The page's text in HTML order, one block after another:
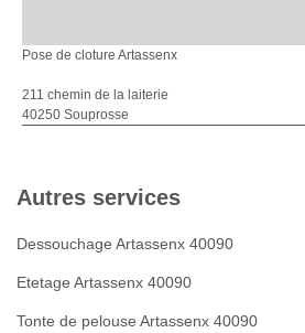
Pose de cloture Artassenx
211 chemin de la laiterie
40250 Souprosse
Autres services
Dessouchage Artassenx 40090
Etetage Artassenx 40090
Tonte de pelouse Artassenx 40090